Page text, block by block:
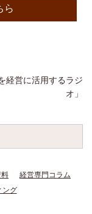
ら
経営に活用するラジ
オ」
経営専門コラム
ング